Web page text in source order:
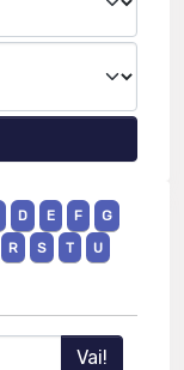
D E F
G
R S T
U